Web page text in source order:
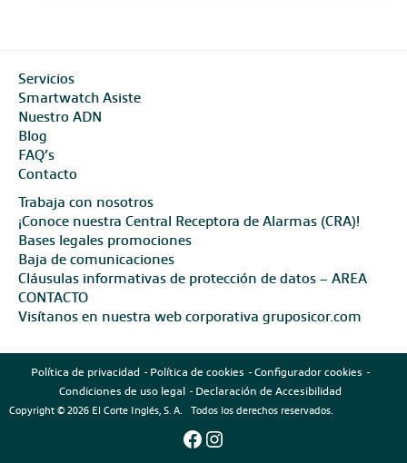
Servicios
Smartwatch Asiste
Nuestro ADN
Blog
FAQ’s
Contacto
Trabaja con nosotros
¡Conoce nuestra Central Receptora de Alarmas (CRA)!
Bases legales promociones
Baja de comunicaciones
Cláusulas informativas de protección de datos – AREA
CONTACTO
Visítanos en nuestra web corporativa gruposicor.com
Política de privacidad Política de cookies
Configurador cookies
Condiciones de uso legal
Declaración de Accesibilidad
Copyright © 2026 El Corte Inglés, S. A. Todos los derechos reservados.